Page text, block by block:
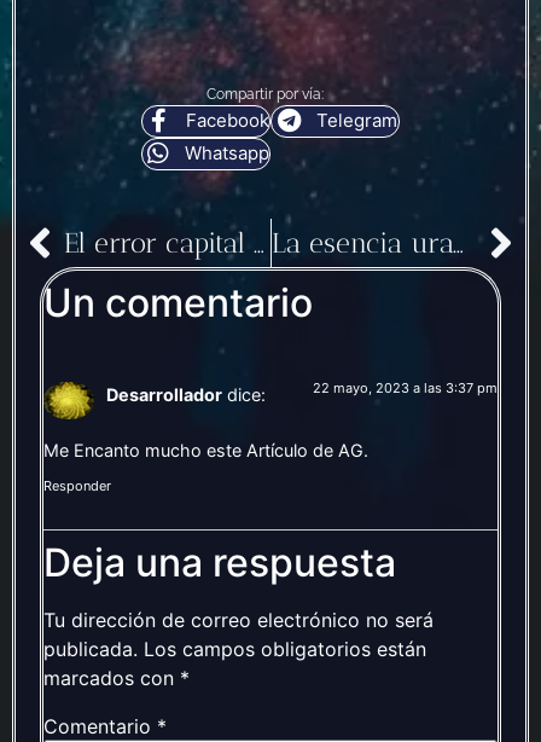
Compartir por vía:
Facebook
Telegram
Whatsapp
El error capital de Saturno: la avaricia La esencia uraniana
Un comentario
Desarrollador dice: 22 mayo, 2023 a las 3:37 pm
Me Encanto mucho este Artículo de AG.
Responder
Deja una respuesta
Tu dirección de correo electrónico no será
publicada. Los campos obligatorios están
marcados con *
Comentario *